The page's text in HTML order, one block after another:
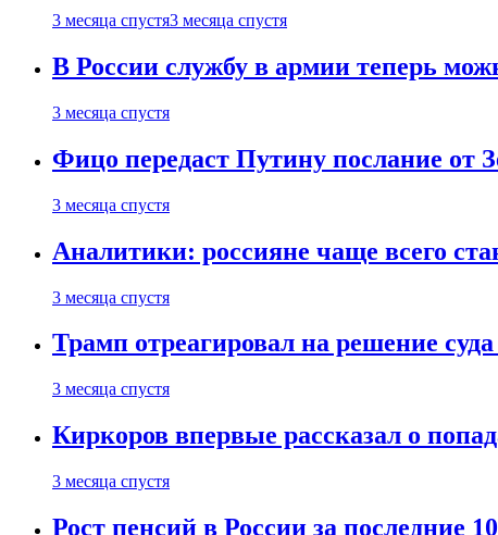
3 месяца спустя3 месяца спустя
В России службу в армии теперь
3 месяца спустя
Фицо передаст Путину послание от
3 месяца спустя
Аналитики: россияне чаще всего
3 месяца спустя
Трамп отреагировал на решение
3 месяца спустя
Киркоров впервые рассказал о
3 месяца спустя
Рост пенсий в России за последние